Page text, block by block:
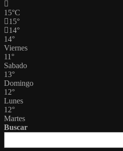
15°C
15°
14°
14°
Viernes
11°
Sabado
13°
Domingo
12°
Lunes
12°
Martes
Buscar